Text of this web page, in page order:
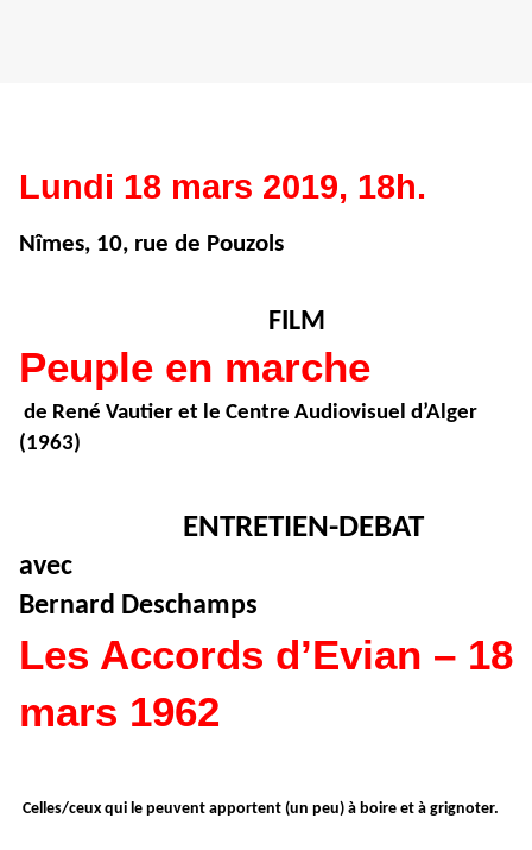
Lundi 18 mars 2019, 18h.
Nîmes, 10, rue de Pouzols
FILM
Peuple en marche
de René Vautier et le Centre Audiovisuel d’Alger
(1963)
ENTRETIEN-DEBAT
avec
Bernard Deschamps
Les Accords d’Evian – 18
mars 1962
Celles/ceux qui le peuvent apportent (un peu) à boire et à grignoter.